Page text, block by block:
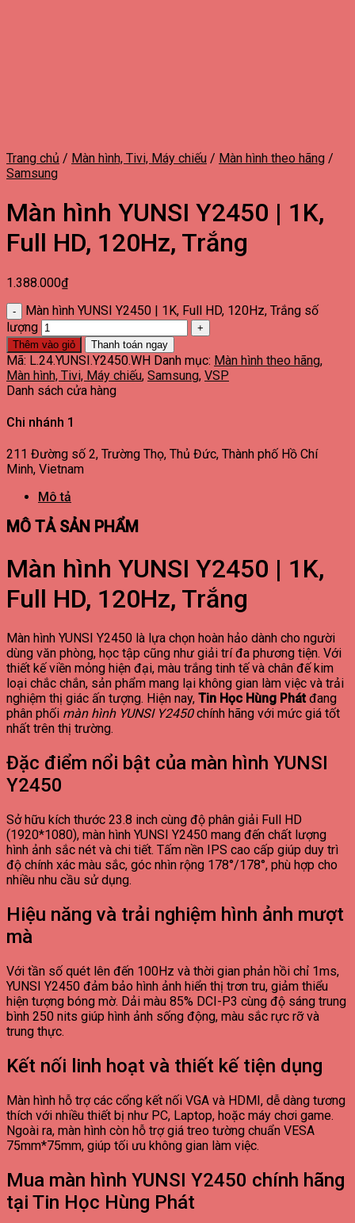
Trang chủ / Màn hình, Tivi, Máy chiếu / Màn hình theo hãng /
Samsung
Màn hình YUNSI Y2450 | 1K,
Full HD, 120Hz, Trắng
1.388.000₫
Màn hình YUNSI Y2450 | 1K, Full HD, 120Hz, Trắng số
lượng
Thêm vào giỏ Thanh toán ngay
Mã: L.24.YUNSI.Y2450.WH Danh mục: Màn hình theo hãng,
Màn hình, Tivi, Máy chiếu, Samsung, VSP
Danh sách cửa hàng
Chi nhánh 1
211 Đường số 2, Trường Thọ, Thủ Đức, Thành phố Hồ Chí
Minh, Vietnam
Mô tả
MÔ TẢ SẢN PHẨM
Màn hình YUNSI Y2450 | 1K,
Full HD, 120Hz, Trắng
Màn hình YUNSI Y2450 là lựa chọn hoàn hảo dành cho người
dùng văn phòng, học tập cũng như giải trí đa phương tiện. Với
thiết kế viền mỏng hiện đại, màu trắng tinh tế và chân đế kim
loại chắc chắn, sản phẩm mang lại không gian làm việc và trải
nghiệm thị giác ấn tượng. Hiện nay, Tin Học Hùng Phátđang
phân phối màn hình YUNSI Y2450chính hãng với mức giá tốt
nhất trên thị trường.
Đặc điểm nổi bật của màn hình YUNSI
Y2450
Sở hữu kích thước 23.8 inch cùng độ phân giải Full HD
(1920*1080), màn hình YUNSI Y2450 mang đến chất lượng
hình ảnh sắc nét và chi tiết. Tấm nền IPS cao cấp giúp duy trì
độ chính xác màu sắc, góc nhìn rộng 178°/178°, phù hợp cho
nhiều nhu cầu sử dụng.
Hiệu năng và trải nghiệm hình ảnh mượt
mà
Với tần số quét lên đến 100Hz và thời gian phản hồi chỉ 1ms,
YUNSI Y2450 đảm bảo hình ảnh hiển thị trơn tru, giảm thiểu
hiện tượng bóng mờ. Dải màu 85% DCI-P3 cùng độ sáng trung
bình 250 nits giúp hình ảnh sống động, màu sắc rực rỡ và
trung thực.
Kết nối linh hoạt và thiết kế tiện dụng
Màn hình hỗ trợ các cổng kết nối VGA và HDMI, dễ dàng tương
thích với nhiều thiết bị như PC, Laptop, hoặc máy chơi game.
Ngoài ra, màn hình còn hỗ trợ giá treo tường chuẩn VESA
75mm*75mm, giúp tối ưu không gian làm việc.
Mua màn hình YUNSI Y2450 chính hãng
tại Tin Học Hùng Phát